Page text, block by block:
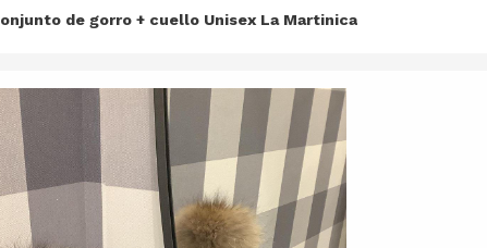
Conjunto de gorro + cuello Unisex La Martinica